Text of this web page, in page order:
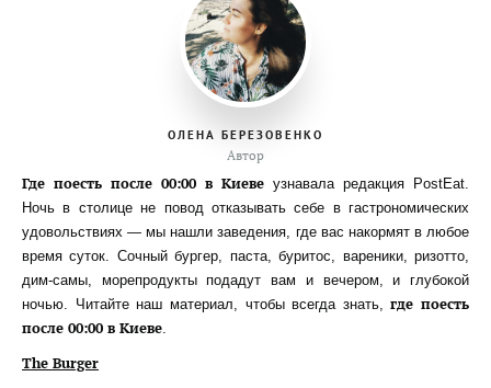
ОЛЕНА БЕРЕЗОВЕНКО
Автор
Где поесть после 00:00 в Киеве узнавала редакция PostEat.
Ночь в столице не повод отказывать себе в гастрономических
удовольствиях — мы нашли заведения, где вас накормят в любое
время суток. Сочный бургер, паста, буритос, вареники, ризотто,
дим-самы, морепродукты подадут вам и вечером, и глубокой
ночью. Читайте наш материал, чтобы всегда знать,где поесть
после 00:00 в Киеве.
The Burger